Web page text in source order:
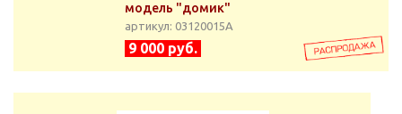
модель "домик"
артикул: 03120015А
9 000 руб.